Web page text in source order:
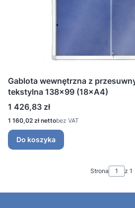
Gablota wewnętrzna z
tekstylna 138x99 (18×A4)
Cena
1 426,83 zł
Cena
1 160,02 zł bez VAT
Do koszyka
Strona z 1